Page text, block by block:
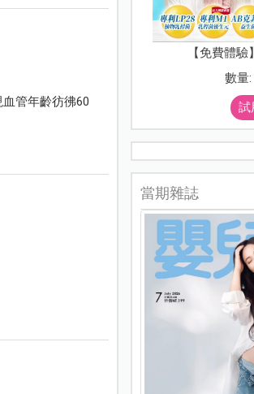
管年齡彷彿60
【免費體
數量
試
當期雜誌